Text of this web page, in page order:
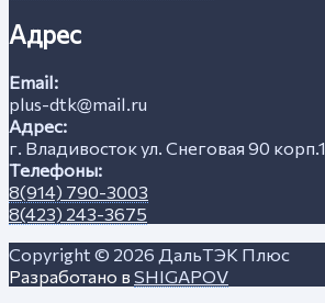
Адрес
Email:
plus-dtk@mail.ru
Адрес:
г. Владивосток ул. Снеговая 90 корп.1
Телефоны:
8(914) 790-3003
8(423) 243-3675
Copyright © 2026 ДальТЭК Плюс
Разработано в SHIGAPOV